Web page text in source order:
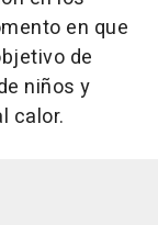
en que
de
niños y
calor.